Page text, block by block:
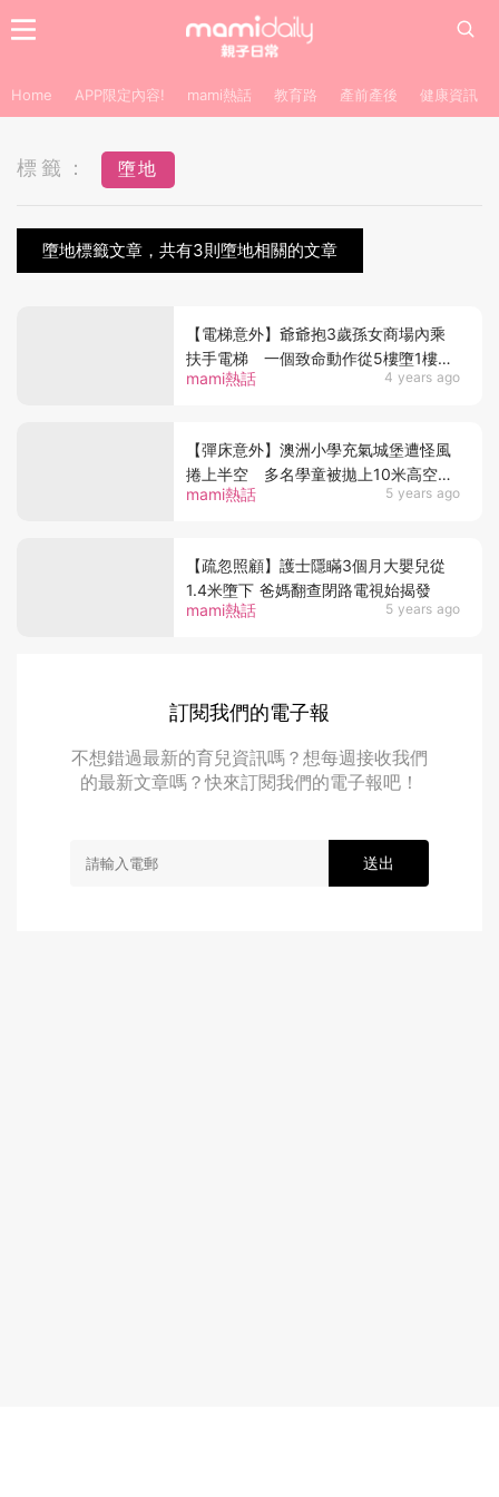
Home APP限定內容! mami熱話 教育路 產前產後 健康資訊
標籤： 墮地
墮地標籤文章，共有3則墮地相關的文章
mami熱話 4 years ago
【電梯意外】爺爺抱3歲孫女商場內乘
扶手電梯 一個致命動作從5樓墮1樓天
人永隔
mami熱話 5 years ago
【彈床意外】澳洲小學充氣城堡遭怪風
捲上半空 多名學童被拋上10米高空墮
地
mami熱話 5 years ago
【疏忽照顧】護士隱瞞3個月大嬰兒從
1.4米墮下 爸媽翻查閉路電視始揭發
訂閱我們的電子報
不想錯過最新的育兒資訊嗎？想每週接收我們
的最新文章嗎？快來訂閱我們的電子報吧！
送出